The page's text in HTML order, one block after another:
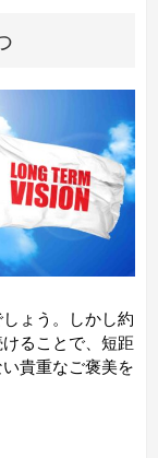
ょう。しかし約
ることで、短距
貴重なご褒美を